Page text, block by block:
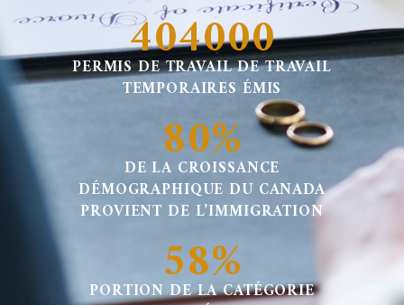
404000
PERMIS DE TRAVAIL DE TRAVAIL
TEMPORAIRES ÉMIS
80%
DE LA CROISSANCE
DÉMOGRAPHIQUE DU CANADA
PROVIENT DE L’IMMIGRATION
58%
PORTION DE LA CATÉGORIE